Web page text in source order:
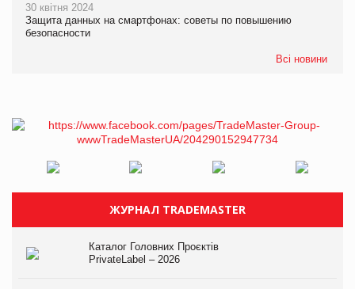
30 квітня 2024
Защита данных на смартфонах: советы по повышению
безопасности
Всі новини
ЖУРНАЛ TRADEMASTER
Каталог Головних Проєктів
PrivateLabel – 2026